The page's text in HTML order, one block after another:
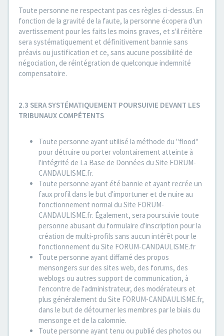
Toute personne ne respectant pas ces règles ci-dessus. En
fonction de la gravité de la faute, la personne écopera d'un
avertissement pour les faits les moins graves, et s'il réitère
sera systématiquement et définitivement bannie sans
préavis ou justification et ce, sans aucune possibilité de
négociation, de réintégration de quelconque indemnité
compensatoire.
2.3 SERA SYSTÉMATIQUEMENT POURSUIVIE DEVANT LES
TRIBUNAUX COMPÉTENTS
Toute personne ayant utilisé la méthode du "flood"
pour détruire ou porter volontairement atteinte à
l'intégrité de La Base de Données du Site FORUM-
CANDAULISME.fr.
Toute personne ayant été bannie et ayant recrée un
faux profil dans le but d'importuner et de nuire au
fonctionnement normal du Site FORUM-
CANDAULISME.fr. Également, sera poursuivie toute
personne abusant du formulaire d'inscription pour la
création de multi-profils sans aucun intérêt pour le
fonctionnement du Site FORUM-CANDAULISME.fr
Toute personne ayant diffamé des propos
mensongers sur des sites web, des forums, des
weblogs ou autres support de communication, à
l'encontre de l'administrateur, des modérateurs et
plus généralement du Site FORUM-CANDAULISME.fr,
dans le but de détourner les membres par le biais du
mensonge et de la calomnie.
Toute personne ayant tenu ou publié des photos ou